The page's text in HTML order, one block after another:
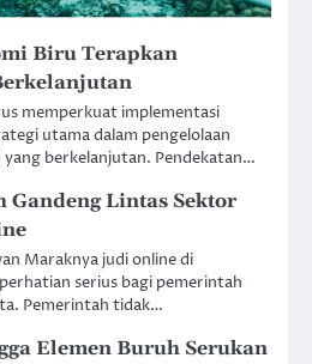
Biru Terapkan
memperkuat implementasi
utama dalam pengelolaan
yang berkelanjutan. Pendekatan…
Gandeng Lintas Sektor
Maraknya judi online di
serius bagi pemerintah
Pemerintah tidak…
Elemen Buruh Serukan